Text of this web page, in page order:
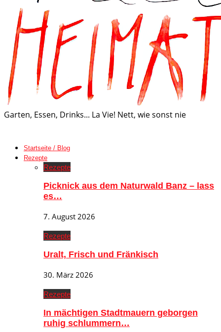
Garten, Essen, Drinks... La Vie! Nett, wie sonst nie
Startseite / Blog
Rezepte
Rezepte
Picknick aus dem Naturwald Banz – lass
es…
7. August 2026
Rezepte
Uralt, Frisch und Fränkisch
30. März 2026
Rezepte
In mächtigen Stadtmauern geborgen
ruhig schlummern…